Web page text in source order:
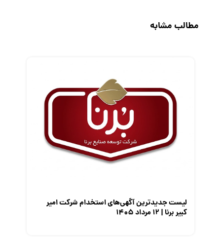
رزومه
گزارش‌های آماری
معرفی متخصصان منابع انسانی
مطالب مشابه
لیست جدیدترین آگهی‌های استخدام شرکت امیر
کبیر برنا | ۱۲ مرداد ۱۴۰۵